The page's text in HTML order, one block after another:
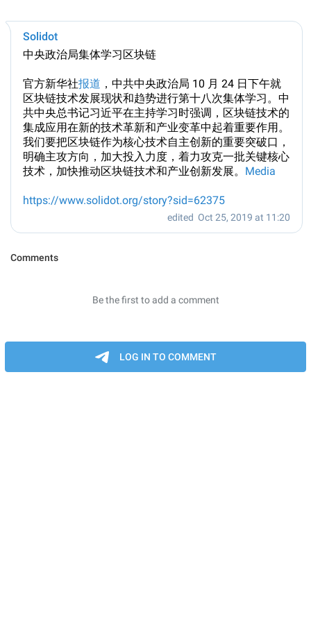
Solidot
中央政治局集体学习区块链
官方新华社报道 ，中共中央政治局 10 月 24 日下午就
区块链技术发展现状和趋势进行第十八次集体学习。中
共中央总书记习近平在主持学习时强调，区块链技术的
集成应用在新的技术革新和产业变革中起着重要作用。
我们要把区块链作为核心技术自主创新的重要突破口，
明确主攻方向，加大投入力度，着力攻克一批关键核心
技术，加快推动区块链技术和产业创新发展。 Media
https://www.solidot.org/story?sid=62375
edited Oct 25, 2019 at 11:20
Comments
Be the first to add a comment
LOG IN TO COMMENT